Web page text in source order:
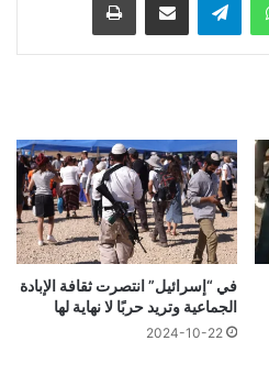
في “إسرائيل” انتصرت ثقافة الإبادة
الجماعية وتريد حربًا لا نهاية لها
2024-10-22